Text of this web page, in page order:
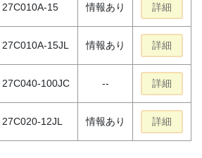
27C010A-15 情報あり 詳細
27C010A-15JL 情報あり 詳細
27C040-100JC -- 詳細
27C020-12JL 情報あり 詳細